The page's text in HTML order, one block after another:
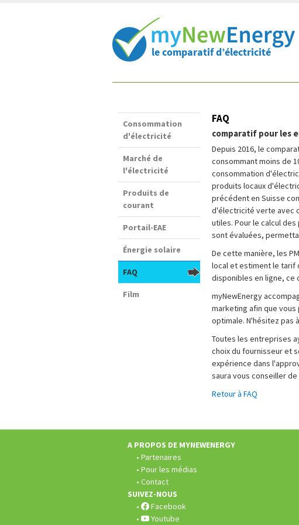
FAQ
comparatif pour les
Depuis 2016, le
consommant moins de
consommation
produits locaux
précédent en Suisse
d'électricité verte avec
utiles. Pour le calcul
sont évaluées,
De cette manière, les
local et estiment le tarif
disponibles en ligne, ce
myNewEnergy
marketing afin que
optimale. N'hésitez pas
Toutes les entreprises
choix du fournisseur et
expérience dans
saura vous conseiller
Retour à FAQ
Consommation
d'électricité
Marché de
l'électricité
Produits de
courant
Portail-EAE
Énergie solaire
FAQ
Film
A PROPOS DE MYNEWENERGY
Partenaires
Pour les médias
Contact
SUIVEZ-NOUS
Facebook
Youtube